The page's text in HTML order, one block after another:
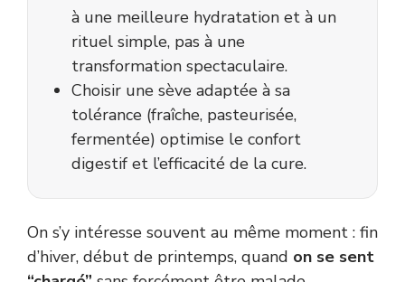
à une meilleure hydratation et à un
rituel simple, pas à une
transformation spectaculaire.
Choisir une sève adaptée à sa
tolérance (fraîche, pasteurisée,
fermentée) optimise le confort
digestif et l’efficacité de la cure.
On s’y intéresse souvent au même moment : fin
d’hiver, début de printemps, quand on se sent